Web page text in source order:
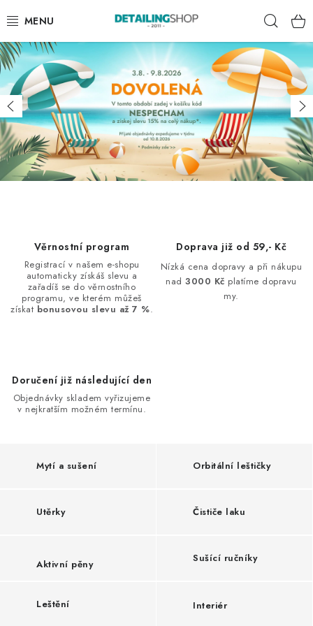
na
AKCE
NOVINKY
EXTERIÉR
INTERIÉR
DÁRKOVÉ SADY A POUKAZY
ČLÁNKY
NAŠE SLUŽBY
PRODÁVANÉ ZNAČKY
Věrnostní program
Všeobecné obchodní podmínky
Předchozí
Věrnostní program
Registrací v našem e-shopu
automaticky získáš slevu a
zařadíš se do věrnostního
programu, ve kterém můžeš
získat bonusovou slevu až 7 %.
Doprava již od 59,- Kč
Nízká cena dopravy a při nákupu
nad3000 Kč platíme dopravu
my.
Doručení již následující den
Objednávky skladem vyřizujeme
v nejkratším možném termínu.
Mytí a sušení Orbitální leštičky
Utěrky Čističe laku
Aktivní pěny Sušící ručníky
Leštění Interiér